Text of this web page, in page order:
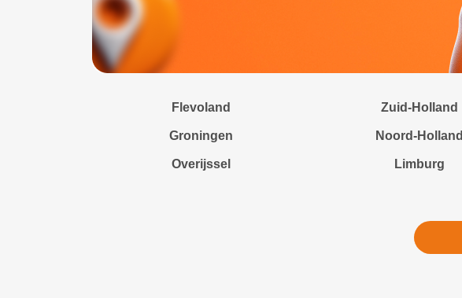
Flevoland Zuid-Holland
Groningen Noord-Holland
Overijssel Limburg